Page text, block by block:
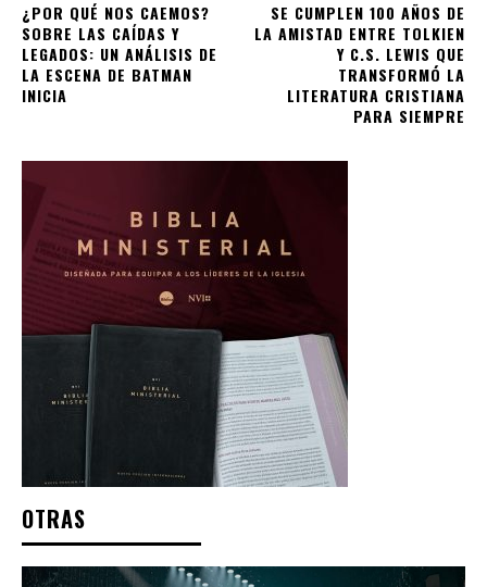
¿POR QUÉ NOS CAEMOS?
SOBRE LAS CAÍDAS Y
LEGADOS: UN ANÁLISIS DE
LA ESCENA DE BATMAN
INICIA
SE CUMPLEN 100 AÑOS DE
LA AMISTAD ENTRE TOLKIEN
Y C.S. LEWIS QUE
TRANSFORMÓ LA
LITERATURA CRISTIANA
PARA SIEMPRE
OTRAS